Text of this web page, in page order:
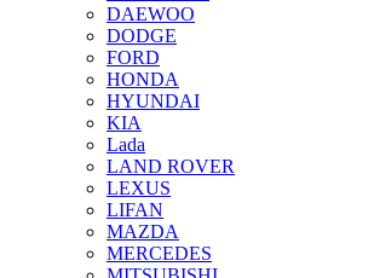
DAEWOO
DODGE
FORD
HONDA
HYUNDAI
KIA
Lada
LAND ROVER
LEXUS
LIFAN
MAZDA
MERCEDES